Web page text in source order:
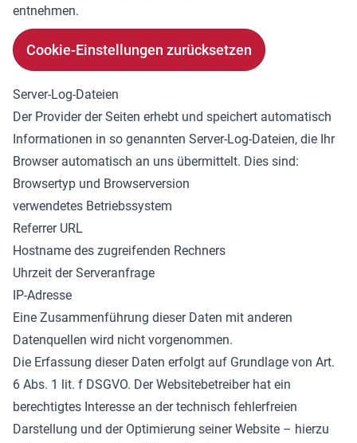
entnehmen.
Cookie-Einstellungen zurücksetzen
Server-Log-Dateien
Der Provider der Seiten erhebt und speichert automatisch
Informationen in so genannten Server-Log-Dateien, die Ihr
Browser automatisch an uns übermittelt. Dies sind:
Browsertyp und Browserversion
verwendetes Betriebssystem
Referrer URL
Hostname des zugreifenden Rechners
Uhrzeit der Serveranfrage
IP-Adresse
Eine Zusammenführung dieser Daten mit anderen
Datenquellen wird nicht vorgenommen.
Die Erfassung dieser Daten erfolgt auf Grundlage von Art.
6 Abs. 1 lit. f DSGVO. Der Websitebetreiber hat ein
berechtigtes Interesse an der technisch fehlerfreien
Darstellung und der Optimierung seiner Website – hierzu